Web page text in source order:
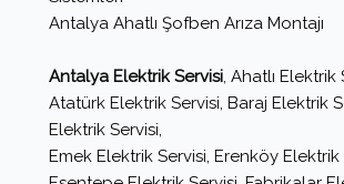
Antalya Ahatlı Şofben Arıza Montajı
Antalya Elektrik Servisi, Ahatlı Elektrik
Atatürk Elektrik Servisi, Baraj Elektrik
Elektrik Servisi,
Emek Elektrik Servisi, Erenköy Elektrik